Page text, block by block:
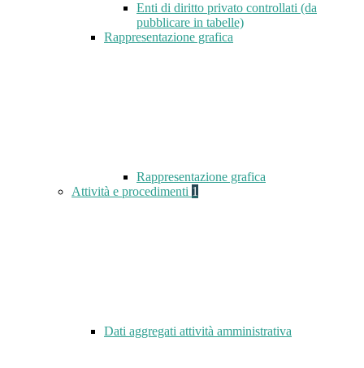
Enti di diritto privato controllati (da
pubblicare in tabelle)
Rappresentazione grafica
Rappresentazione grafica
Attività e procedimenti 1
Dati aggregati attività amministrativa